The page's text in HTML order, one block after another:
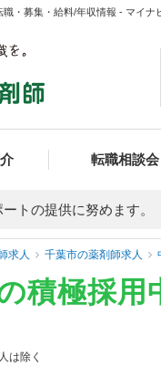
・募集・給料/年収情報 - マイナ
転職相談会
トの提供に努めます。
求人 千葉市の薬剤師求人
積極採用
は除く